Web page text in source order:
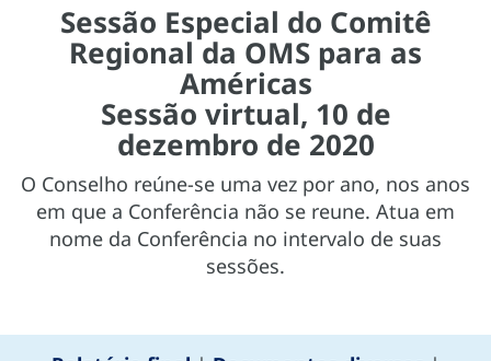
Sessão Especial do Comitê
Regional da OMS para as
Américas
Sessão virtual, 10 de
dezembro de 2020
O Conselho reúne-se uma vez por ano, nos anos
em que a Conferência não se reune. Atua em
nome da Conferência no intervalo de suas
sessões.